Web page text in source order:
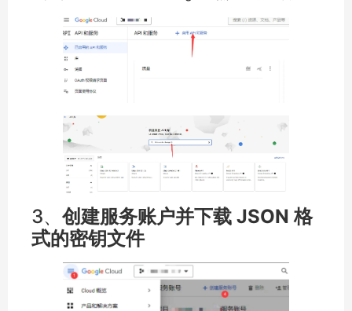
3、 创建服务账户并下载 JSON 格
式的密钥文件